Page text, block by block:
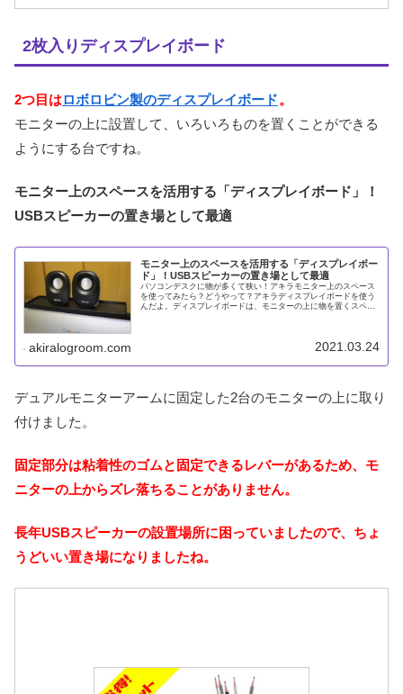
2枚入りディスプレイボード
2つ目はロボロビン製のディスプレイボード。
モニターの上に設置して、いろいろものを置くことができる
ようにする台ですね。
モニター上のスペースを活用する「ディスプレイボード」！
USBスピーカーの置き場として最適
モニター上のスペースを活用する「ディスプレイボー
ド」！USBスピーカーの置き場として最適
パソコンデスクに物が多くて狭い！アキラモニター上のスペース
を使ってみたら？どうやって？アキラディスプレイボードを使う
んだよ。ディスプレイボードは、モニターの上に物を置くスペー
akiralogroom.com 2021.03.24
デュアルモニターアームに固定した2台のモニターの上に取り
付けました。
固定部分は粘着性のゴムと固定できるレバーがあるため、モ
ニターの上からズレ落ちることがありません。
長年USBスピーカーの設置場所に困っていましたので、ちょ
うどいい置き場になりましたね。